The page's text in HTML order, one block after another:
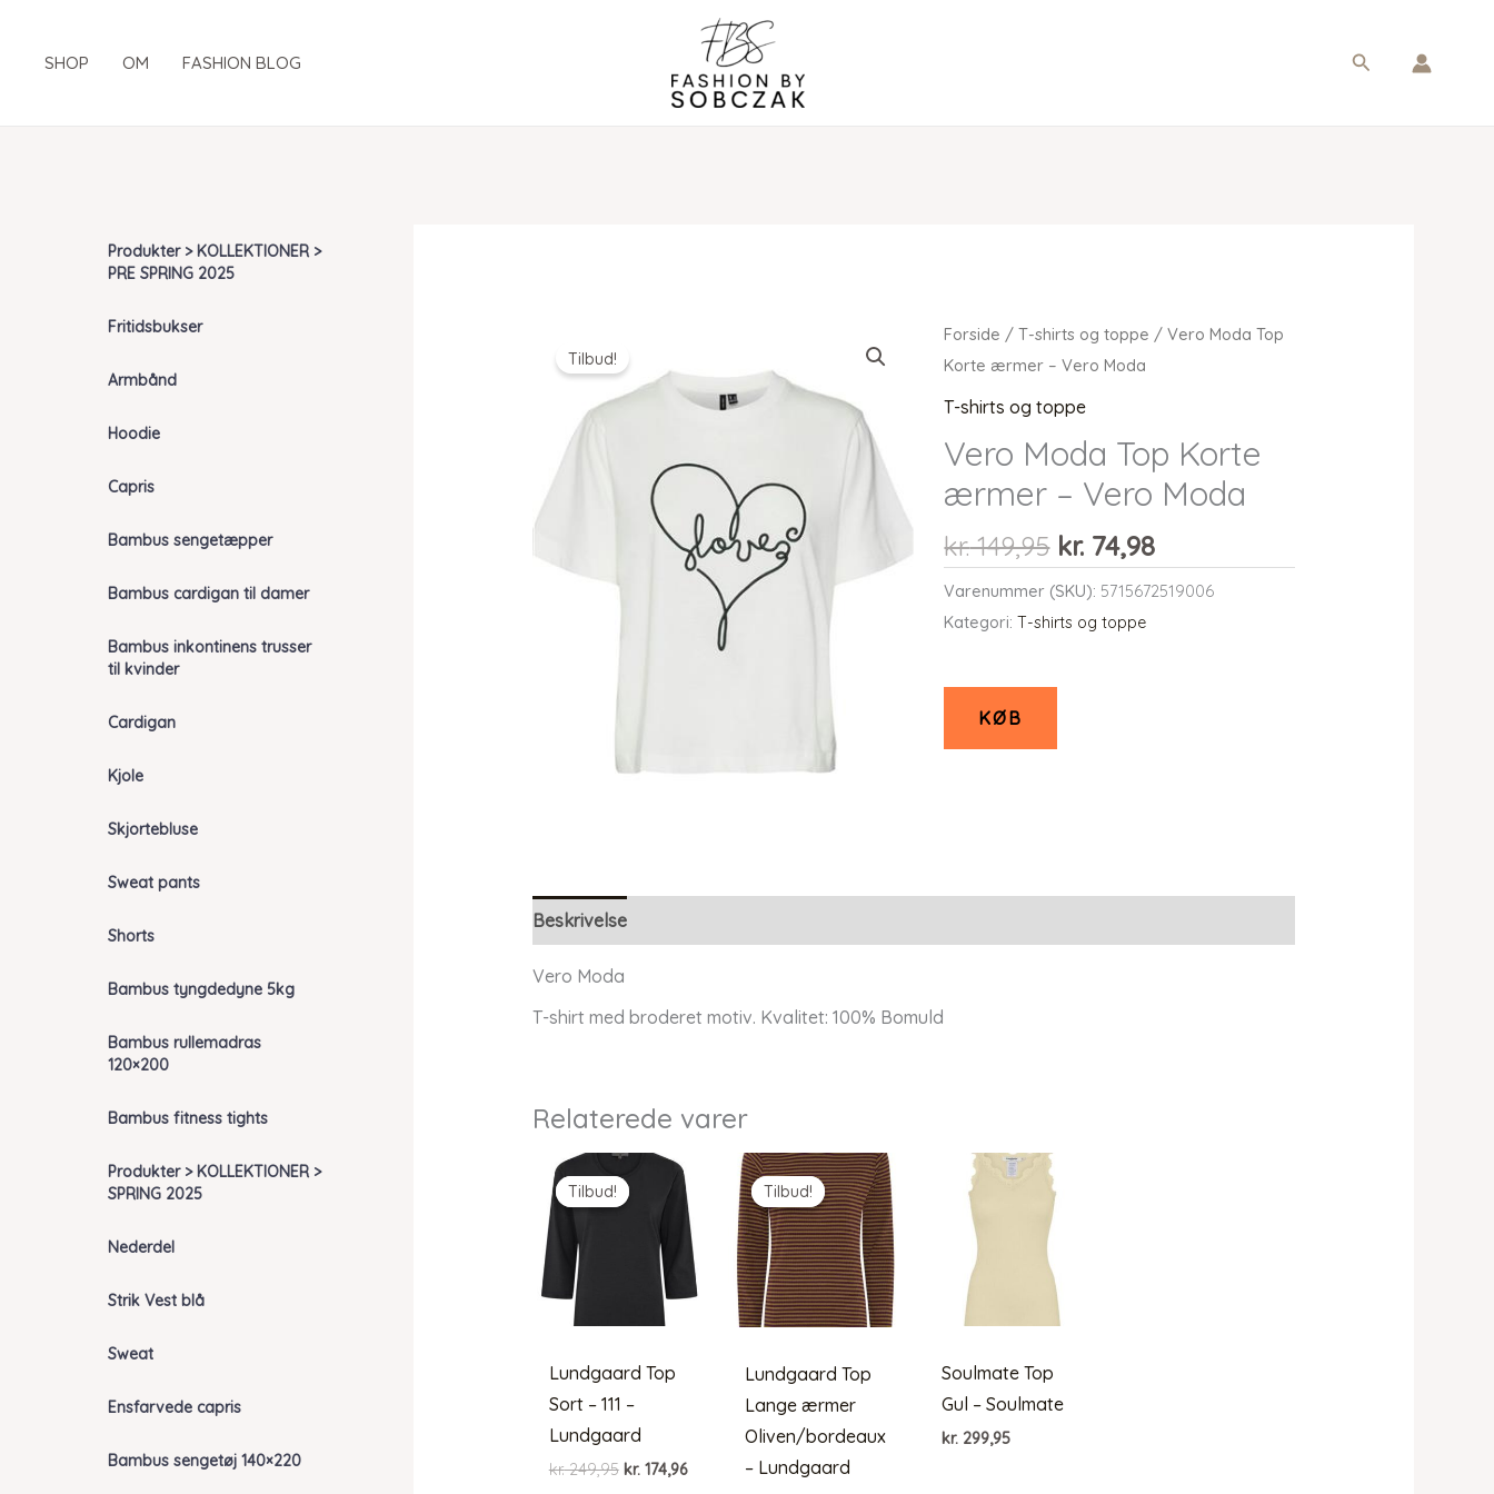
SHOP OM FASHION BLOG Søg
Produkter > KOLLEKTIONER >
PRE SPRING 2025
Fritidsbukser
Armbånd
Hoodie
Capris
Bambus sengetæpper
Bambus cardigan til damer
Bambus inkontinens trusser
til kvinder
Cardigan
Kjole
Skjortebluse
Sweat pants
Shorts
Bambus tyngdedyne 5kg
Bambus rullemadras
120×200
Bambus fitness tights
Produkter > KOLLEKTIONER >
SPRING 2025
Nederdel
Strik Vest blå
Sweat
Ensfarvede capris
Bambus sengetøj 140×220
Tilbud!
Forside /T-shirts og toppe / Vero Moda Top
Korte ærmer – Vero Moda
T-shirts og toppe
Vero Moda Top Korte
ærmer – Vero Moda
kr.149,95 Den
oprindelige
pris
var:
kr. 74,98Den
aktuelle
pris
Varenummer (SKU): 5715672519006
Kategori:T-shirts og toppe
KØB
Beskrivelse
Vero Moda
T-shirt med broderet motiv. Kvalitet: 100% Bomuld
Relaterede varer
Tilbud!
Tilbud!
Lundgaard Top
Sort – 111 –
Lundgaard
kr.249,95 Den
kr.174,96Den
Tilbud!
Tilbud!
Lundgaard Top
Lange ærmer
Oliven/bordeaux
– Lundgaard
Soulmate Top
Gul – Soulmate
kr. 299,95